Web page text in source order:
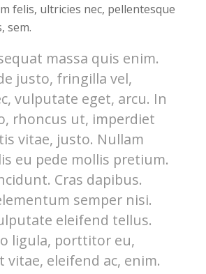
felis, ultricies nec, pellentesque
sem.
massa quis enim.
justo, fringilla vel,
vulputate eget, arcu. In
rhoncus ut, imperdiet
vitae, justo. Nullam
eu pede mollis pretium.
Cras dapibus.
semper nisi.
eleifend tellus.
ligula, porttitor eu,
vitae, eleifend ac, enim.